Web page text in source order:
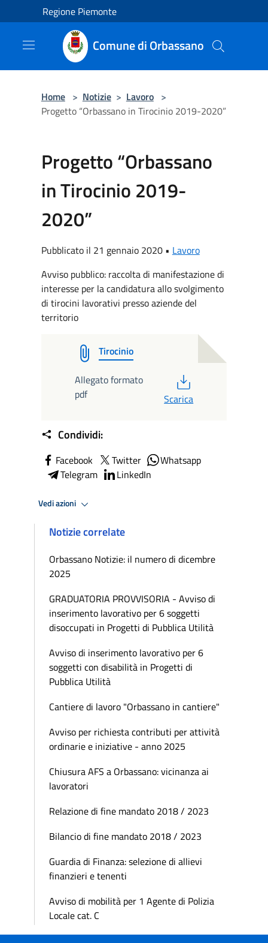
Salta al contenuto principale
Regione Piemonte
Comune di Orbassano
Home > Notizie > Lavoro >
Progetto “Orbassano in Tirocinio 2019-2020”
Progetto “Orbassano
in Tirocinio 2019-
2020”
Pubblicato il 21 gennaio 2020 • Lavoro
Avviso pubblico: raccolta di manifestazione di
interesse per la candidatura allo svolgimento
di tirocini lavorativi presso aziende del
territorio
Tirocinio
Allegato formato
pdf
Scarica
Condividi:
Facebook Twitter
Whatsapp
Telegram
LinkedIn
Vedi azioni
Notizie correlate
Orbassano Notizie: il numero di dicembre
2025
GRADUATORIA PROVVISORIA - Avviso di
inserimento lavorativo per 6 soggetti
disoccupati in Progetti di Pubblica Utilità
Avviso di inserimento lavorativo per 6
soggetti con disabilità in Progetti di
Pubblica Utilità
Cantiere di lavoro "Orbassano in cantiere"
Avviso per richiesta contributi per attività
ordinarie e iniziative - anno 2025
Chiusura AFS a Orbassano: vicinanza ai
lavoratori
Relazione di fine mandato 2018 / 2023
Bilancio di fine mandato 2018 / 2023
Guardia di Finanza: selezione di allievi
finanzieri e tenenti
Avviso di mobilità per 1 Agente di Polizia
Locale cat. C